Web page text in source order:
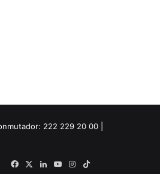
222 229 20 00 |
Facebook
X LinkedInYouTubeInstagram
TikTok